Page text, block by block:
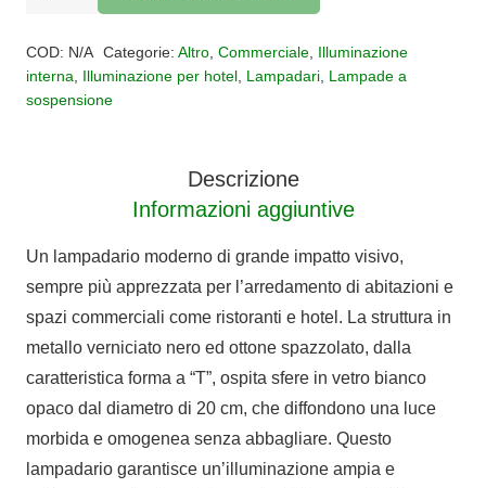
JUGEN
quantità
COD: N/A Categorie: Altro, Commerciale, Illuminazione
interna
Illuminazione per hotel Lampadari Lampade a
sospensione
Descrizione
Informazioni aggiuntive
Un lampadario moderno di grande impatto visivo,
sempre più apprezzata per l’arredamento di abitazioni e
spazi commerciali come ristoranti e hotel. La struttura in
metallo verniciato nero ed ottone spazzolato, dalla
caratteristica forma a “T”, ospita sfere in vetro bianco
opaco dal diametro di 20 cm, che diffondono una luce
morbida e omogenea senza abbagliare. Questo
lampadario garantisce un’illuminazione ampia e